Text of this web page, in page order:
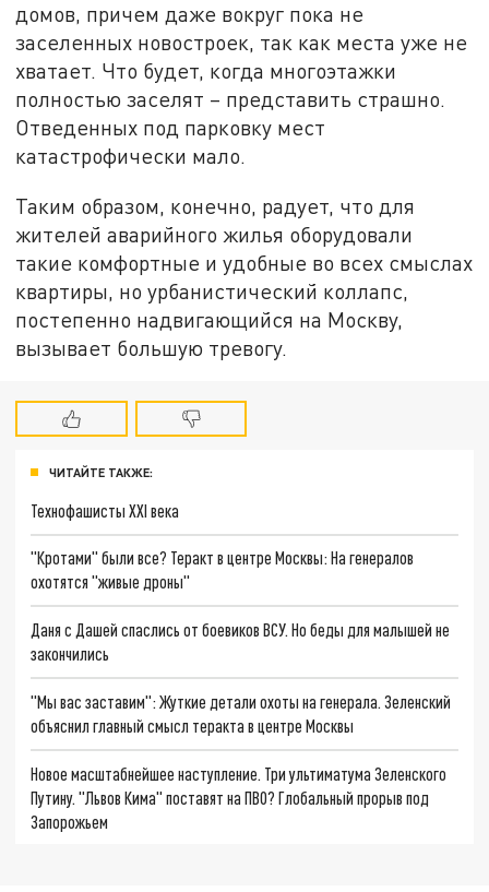
домов, причем даже вокруг пока не
заселенных новостроек, так как места уже не
хватает. Что будет, когда многоэтажки
полностью заселят – представить страшно.
Отведенных под парковку мест
катастрофически мало.
Таким образом, конечно, радует, что для
жителей аварийного жилья оборудовали
такие комфортные и удобные во всех смыслах
квартиры, но урбанистический коллапс,
постепенно надвигающийся на Москву,
вызывает большую тревогу.
ЧИТАЙТЕ ТАКЖЕ:
Технофашисты XXI века
"Кротами" были все? Теракт в центре Москвы: На генералов
охотятся "живые дроны"
Даня с Дашей спаслись от боевиков ВСУ. Но беды для малышей не
закончились
"Мы вас заставим": Жуткие детали охоты на генерала. Зеленский
объяснил главный смысл теракта в центре Москвы
Новое масштабнейшее наступление. Три ультиматума Зеленского
Путину. "Львов Кима" поставят на ПВО? Глобальный прорыв под
Запорожьем